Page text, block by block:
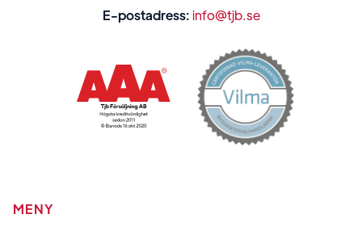
E-postadress: info@tjb.se
MENY